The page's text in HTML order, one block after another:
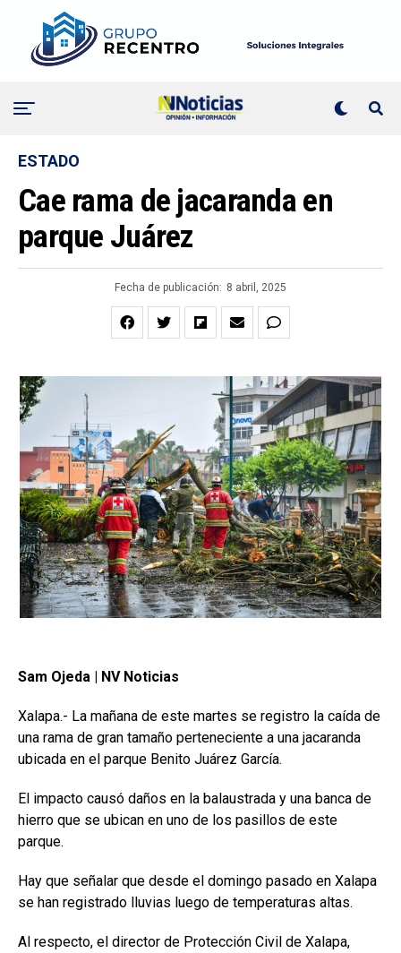
ESTADO
Cae rama de jacaranda en
parque Juárez
Fecha de publicación: 8 abril, 2025
Sam Ojeda | NV Noticias
Xalapa.- La mañana de este martes se registro la caída de
una rama de gran tamaño perteneciente a una jacaranda
ubicada en el parque Benito Juárez García.
El impacto causó daños en la balaustrada y una banca de
hierro que se ubican en uno de los pasillos de este
parque.
Hay que señalar que desde el domingo pasado en Xalapa
se han registrado lluvias luego de temperaturas altas.
Al respecto, el director de Protección Civil de Xalapa,